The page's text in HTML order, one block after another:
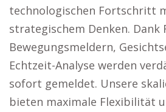
technologischen Fortschritt
strategischem Denken. Dank
Bewegungsmeldern,
Echtzeit-Analyse werden
sofort gemeldet. Unsere
bieten maximale Flexibilität